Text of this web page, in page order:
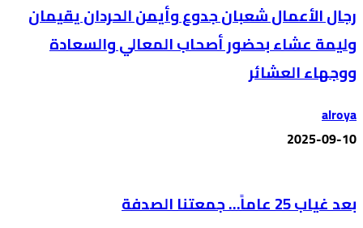
رجال الأعمال شعبان جدوع وأيمن الحردان يقيمان
وليمة عشاء بحضور أصحاب المعالي والسعادة
ووجهاء العشائر
alroya
2025-09-10
بعد غياب 25 عاماً… جمعتنا الصدفة